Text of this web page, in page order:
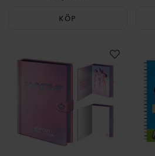
KÖP